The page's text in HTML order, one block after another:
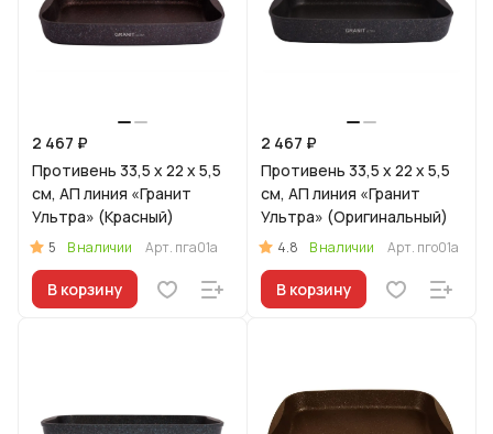
2 467 ₽
Противень 33,5 x 22 x 5,5
см, АП линия «Гранит
Ультра» (Красный)
5 В наличии Арт. пга01а
В корзину
2 467 ₽
Противень 33,5 x 22 x 5,5
см, АП линия «Гранит
Ультра» (Оригинальный)
4.8 В наличии Арт. пго01а
В корзину